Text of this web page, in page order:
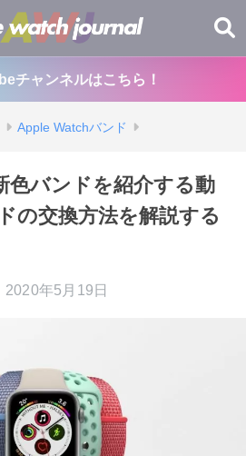
チャンネルはこちら！
Apple Watchバンド
色バンドを紹介する動
の交換方法を解説する
2020年5月19日